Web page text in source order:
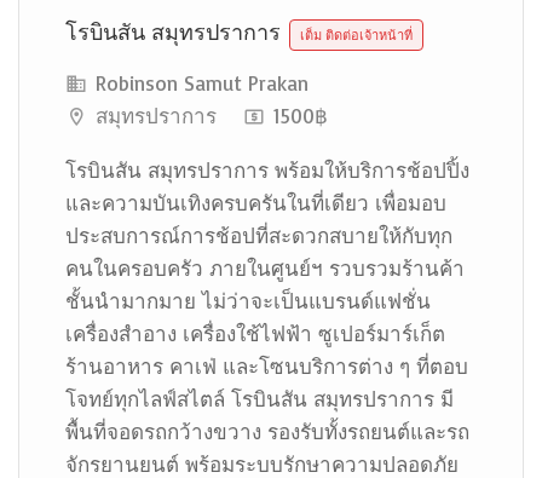
โรบินสัน สมุทรปราการ เต็ม ติดต่อเจ้าหน้าที่
Robinson Samut Prakan
สมุทรปราการ
1500฿
โรบินสัน สมุทรปราการ พร้อมให้บริการช้อปปิ้ง
และความบันเทิงครบครันในที่เดียว เพื่อมอบ
ประสบการณ์การช้อปที่สะดวกสบายให้กับทุก
คนในครอบครัว ภายในศูนย์ฯ รวบรวมร้านค้า
ชั้นนำมากมาย ไม่ว่าจะเป็นแบรนด์แฟชั่น
เครื่องสำอาง เครื่องใช้ไฟฟ้า ซูเปอร์มาร์เก็ต
ร้านอาหาร คาเฟ่ และโซนบริการต่าง ๆ ที่ตอบ
โจทย์ทุกไลฟ์สไตล์ โรบินสัน สมุทรปราการ มี
พื้นที่จอดรถกว้างขวาง รองรับทั้งรถยนต์และรถ
จักรยานยนต์ พร้อมระบบรักษาความปลอดภัย